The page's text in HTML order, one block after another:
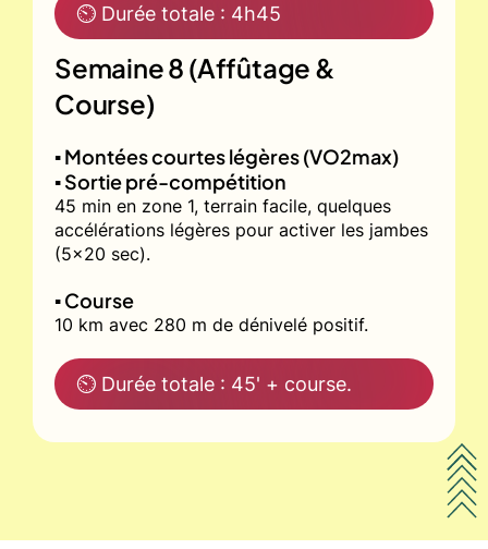
⏲ Durée totale : 4h45
Semaine 8 (Affûtage &
Course)
▪️ Montées courtes légères (VO2max)
▪️ Sortie pré-compétition
45 min en zone 1, terrain facile, quelques
accélérations légères pour activer les jambes
(5x20 sec).
▪️ Course
10 km avec 280 m de dénivelé positif.
⏲ Durée totale : 45' + course.